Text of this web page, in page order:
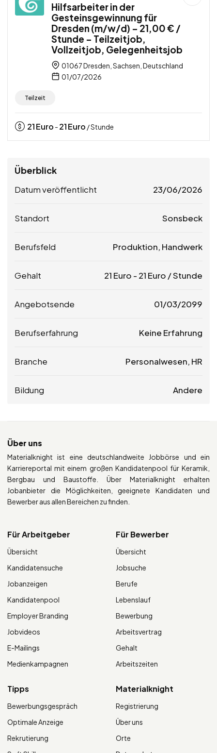
Hilfsarbeiter in der
Gesteinsgewinnung für
Dresden (m/w/d) – 21,00 € /
Stunde – Teilzeitjob,
Vollzeitjob, Gelegenheitsjob
01067 Dresden, Sachsen, Deutschland
01/07/2026
Teilzeit
21Euro - 21Euro / Stunde
Überblick
Datum veröffentlicht 23/06/2026
Standort Sonsbeck
Berufsfeld Produktion, Handwerk
Gehalt 21 Euro - 21 Euro / Stunde
Angebotsende 01/03/2099
Berufserfahrung Keine Erfahrung
Branche Personalwesen, HR
Bildung Andere
Über uns
Materialknight ist eine deutschlandweite Jobbörse und ein
Karriereportal mit einem großen Kandidatenpool für Keramik,
Bergbau und Baustoffe. Über Materialknight erhalten
Jobanbieter die Möglichkeiten, geeignete Kandidaten und
Bewerber aus allen Bereichen zu finden.
Für Arbeitgeber
Übersicht
Kandidatensuche
Jobanzeigen
Kandidatenpool
Employer Branding
Jobvideos
E-Mailings
Medienkampagnen
Für Bewerber
Übersicht
Jobsuche
Berufe
Lebenslauf
Bewerbung
Arbeitsvertrag
Gehalt
Arbeitszeiten
Tipps
Bewerbungsgespräch
Optimale Anzeige
Rekrutierung
Materialknight
Registrierung
Über uns
Orte